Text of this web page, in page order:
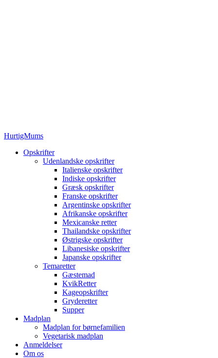
HurtigMums
Opskrifter
Udenlandske opskrifter
Italienske opskrifter
Indiske opskrifter
Græsk opskrifter
Franske opskrifter
Argentinske opskrifter
Afrikanske opskrifter
Mexicanske retter
Thailandske opskrifter
Østrigske opskrifter
Libanesiske opskrifter
Japanske opskrifter
Temaretter
Gæstemad
KvikRetter
Kageopskrifter
Gryderetter
Supper
Madplan
Madplan for børnefamilien
Vegetarisk madplan
Anmeldelser
Om os